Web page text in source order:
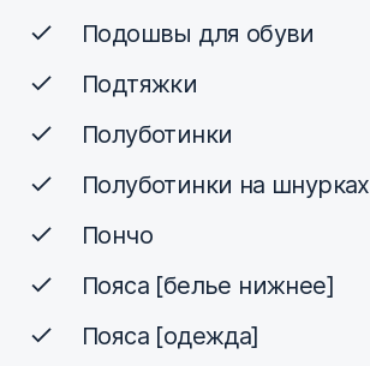
Подошвы для обуви
Подтяжки
Полуботинки
Полуботинки на шнурках
Пончо
Пояса [белье нижнее]
Пояса [одежда]